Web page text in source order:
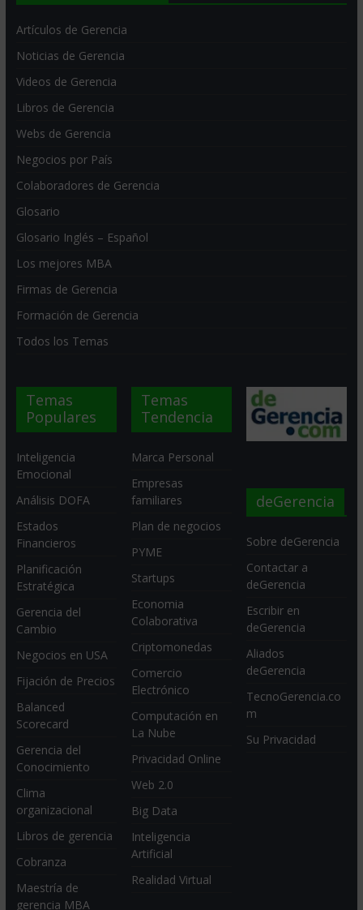
Artículos de Gerencia
Noticias de Gerencia
Videos de Gerencia
Libros de Gerencia
Webs de Gerencia
Negocios por País
Colaboradores de Gerencia
Glosario
Glosario Inglés – Español
Los mejores MBA
Firmas de Gerencia
Formación de Gerencia
Todos los Temas
Temas
Populares
Inteligencia
Emocional
Análisis DOFA
Estados
Financieros
Planificación
Estratégica
Gerencia del
Cambio
Negocios en USA
Fijación de Precios
Balanced
Scorecard
Gerencia del
Conocimiento
Clima
organizacional
Libros de gerencia
Cobranza
Maestría de
gerencia MBA
Temas
Tendencia
Marca Personal
Empresas
familiares
Plan de negocios
PYME
Startups
Economia
Colaborativa
Criptomonedas
Comercio
Electrónico
Computación en
La Nube
Privacidad Online
Web 2.0
Big Data
Inteligencia
Artificial
Realidad Virtual
deGerencia
Sobre deGerencia
Contactar a
deGerencia
Escribir en
deGerencia
Aliados
deGerencia
TecnoGerencia.co
m
Su Privacidad